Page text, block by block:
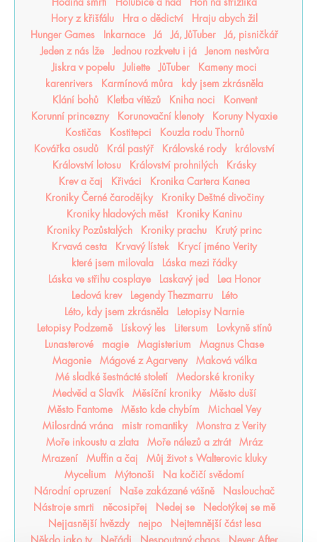
Hodina smrti
Holubice a had
Hon na střízlíka
Hory z křišťálu
Hra o dědictví
Hraju abych žil
Hunger Games
Inkarnace Já Já, JůTuber
Já, pisničkář
Jeden z nás lže
Jednou rozkvetu i já
Jenom nestvůra
Jiskra v popelu
Juliette JůTuber
Kameny moci
karenrivers
Karmínová můra
kdy jsem zkrásněla
Klání bohů
Kletba vítězů Kniha noci
Konvent
Korunní princezny
Korunovační klenoty
Koruny Nyaxie
Kostičas
Kostitepci
Kouzla rodu Thornů
Kovářka osudů
Král pastýř Královské rody
království
Království lotosu
Království prohnilých
Krásky
Krev a čaj
Křiváci
Kronika Cartera Kanea
Kroniky Černé čarodějky
Kroniky Deštné divočiny
Kroniky hladových měst
Kroniky Kaninu
Kroniky Pozůstalých
Kroniky prachu
Krutý princ
Krvavá cesta
Krvavý lístek
Krycí jméno Verity
které jsem milovala
Láska mezi řádky
Láska ve střihu cosplaye
Laskavý jed
Lea Honor
Ledová krev
Legendy Thezmarru
Léto
Léto, kdy jsem zkrásněla
Letopisy Narnie
Letopisy Podzemě
Lískový les Litersum
Lovkyně stínů
Lunasterové
magie Magisterium
Magnus Chase
Magonie
Mágové z Agarveny
Maková válka
Mé sladké šestnácté století
Medorské kroniky
Medvěd a Slavík
Měsíční kroniky
Město duší
Město Fantome
Město kde chybím
Michael Vey
Milosrdná vrána
mistr romantiky
Monstra z Verity
Moře inkoustu a zlata
Moře nálezů a ztrát
Mráz
Mrazení
Muffin a čaj
Můj život s Walterovic kluky
Mycelium
Mýtonoši
Na kočičí svědomí
Národní opruzení
Naše zakázané vášně
Naslouchač
Nástroje smrti
něcosipřej Nedej se
Nedotýkej se mě
Nejjasnější hvězdy
nejpo
Nejtemnější část lesa